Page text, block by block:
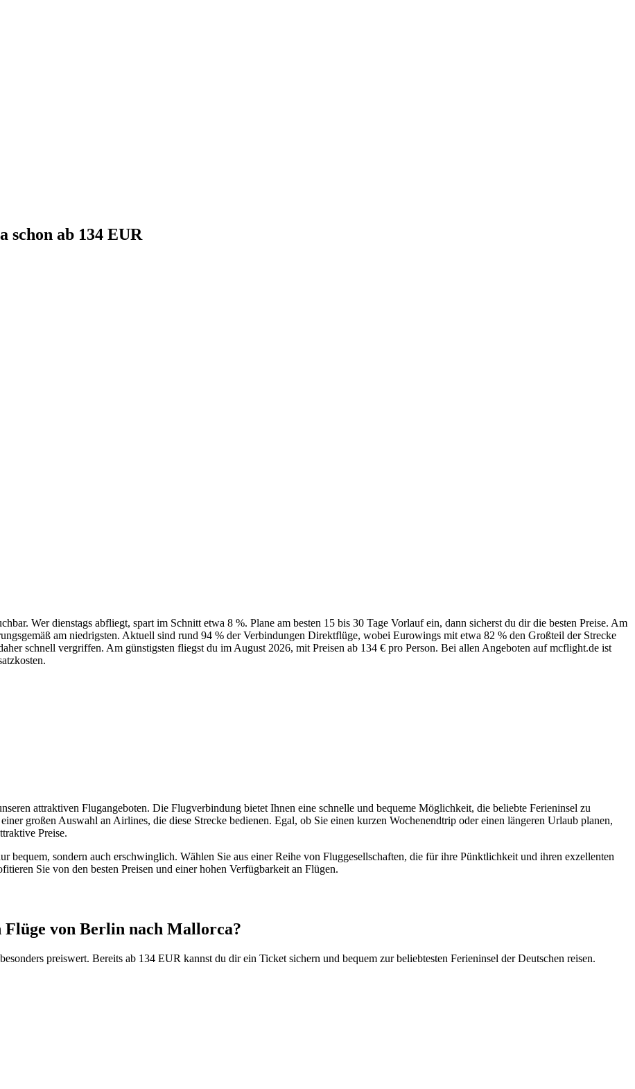
schon ab 134 EUR
Wer dienstags abfliegt, spart im Schnitt etwa 8 %. Plane am besten 15 bis 30 Tage Vorlauf ein, dann sicherst du dir die besten Preise. Am
am niedrigsten. Aktuell sind rund 94 % der Verbindungen Direktflüge, wobei Eurowings mit etwa 82 % den Großteil der Strecke
schnell vergriffen. Am günstigsten fliegst du im August 2026, mit Preisen ab 134 € pro Person. Bei allen Angeboten auf mcflight.de ist
attraktiven Flugangeboten. Die Flugverbindung bietet Ihnen eine schnelle und bequeme Möglichkeit, die beliebte Ferieninsel zu
großen Auswahl an Airlines, die diese Strecke bedienen. Egal, ob Sie einen kurzen Wochenendtrip oder einen längeren Urlaub planen,
Preise.
sondern auch erschwinglich. Wählen Sie aus einer Reihe von Fluggesellschaften, die für ihre Pünktlichkeit und ihren exzellenten
Sie von den besten Preisen und einer hohen Verfügbarkeit an Flügen.
Flüge von Berlin nach Mallorca?
preiswert. Bereits ab 134 EUR kannst du dir ein Ticket sichern und bequem zur beliebtesten Ferieninsel der Deutschen reisen.